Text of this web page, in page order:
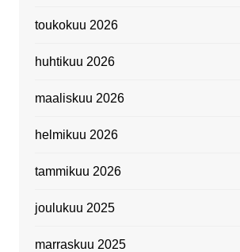
toukokuu 2026
huhtikuu 2026
maaliskuu 2026
helmikuu 2026
tammikuu 2026
joulukuu 2025
marraskuu 2025